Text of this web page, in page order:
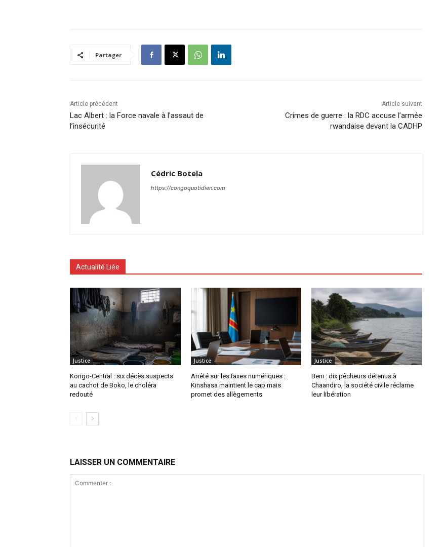
Partager
Article précédent
Lac Albert : la Force navale à l’assaut de
l’insécurité
Article suivant
Crimes de guerre : la RDC accuse l’armée
rwandaise devant la CADHP
Cédric Botela
https://congoquotidien.com
Actualité Liée
Justice
Kongo-Central : six décès suspects
au cachot de Boko, le choléra
redouté
Justice
Arrêté sur les taxes numériques :
Kinshasa maintient le cap mais
promet des allègements
Justice
Beni : dix pêcheurs détenus à
Chaandiro, la société civile réclame
leur libération
LAISSER UN COMMENTAIRE